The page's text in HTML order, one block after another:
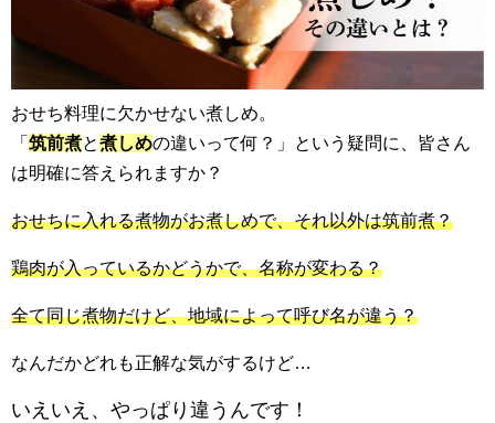
おせち料理に欠かせない煮しめ。
「 筑前煮と煮しめの違いって何？」という疑問に、皆さん
は明確に答えられますか？
おせちに入れる煮物がお煮しめで、それ以外は筑前煮？
鶏肉が入っているかどうかで、名称が変わる？
全て同じ煮物だけど、地域によって呼び名が違う？
なんだかどれも正解な気がするけど…
いえいえ、やっぱり違うんです！